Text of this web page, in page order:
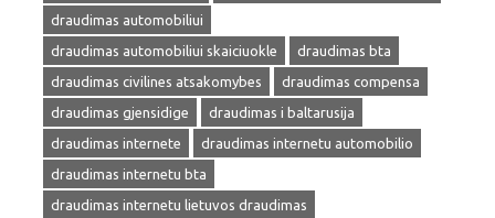
draudimas automobiliui
draudimas automobiliui skaiciuokle
draudimas bta
draudimas civilines atsakomybes
draudimas compensa
draudimas gjensidige
draudimas i baltarusija
draudimas internete
draudimas internetu automobilio
draudimas internetu bta
draudimas internetu lietuvos draudimas